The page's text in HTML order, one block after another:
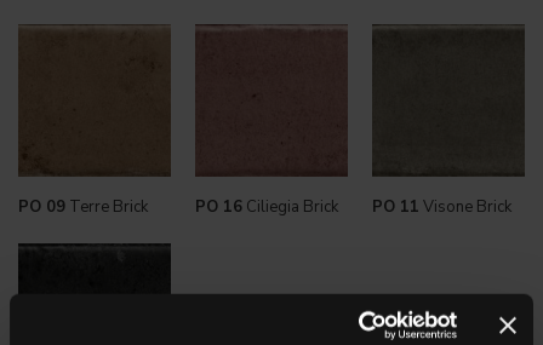
PO 09 Terre Brick PO 16Ciliegia Brick PO 11 Visone Brick